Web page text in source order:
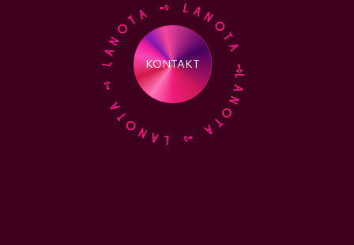
LANOTA ➺ LANOTA ➺ LANOTA ➺ LANOTA ➺
KONTAKT